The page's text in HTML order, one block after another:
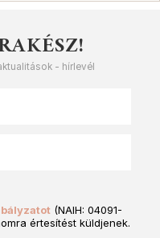
- hírlevél
(NAIH: 04091-
értesítést küldjenek.